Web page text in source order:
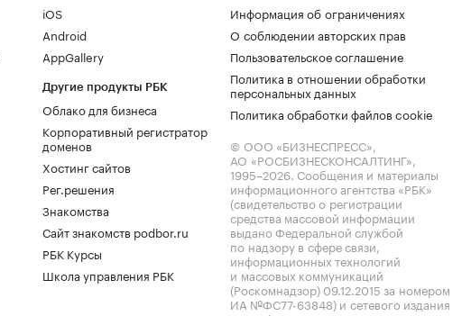
iOS
Android
AppGallery
Другие продукты РБК
Облако для бизнеса
Корпоративный регистратор
доменов
Хостинг сайтов
Рег.решения
Знакомства
Сайт знакомств podbor.ru
РБК Курсы
Школа управления РБК
Информация об ограничениях
О соблюдении авторских прав
Пользовательское соглашение
Политика в отношении обработки
персональных данных
Политика обработки файлов cookie
© ООО «БИЗНЕСПРЕСС»,
АО «РОСБИЗНЕСКОНСАЛТИНГ»,
1995–2026. Сообщения и материалы
информационного агентства «РБК»
(свидетельство о регистрации
средства массовой информации
выдано Федеральной службой
по надзору в сфере связи,
информационных технологий
и массовых коммуникаций
(Роскомнадзор) 09.12.2015 за номером
ИА №ФС77-63848) и сетевого издания